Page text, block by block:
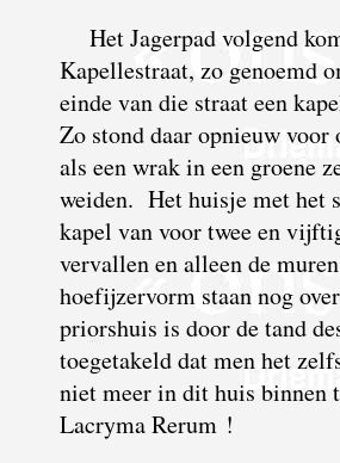
Het Jagerpad volgend
Kapellestraat, zo genoemd
einde van die straat een
Zo stond daar opnieuw voor
als een wrak in een groene
weiden. Het huisje met het
kapel van voor twee en
vervallen en alleen de
hoefijzervorm staan nog
priorshuis is door de tand
toegetakeld dat men het
niet meer in dit huis binnen
Lacryma Rerum !